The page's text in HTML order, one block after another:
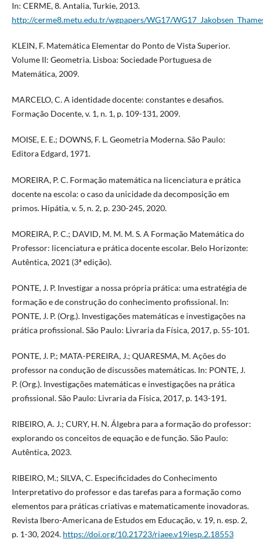
In: CERME, 8. Antalia, Turkie, 2013.
http://cerme8.metu.edu.tr/wgpapers/WG17/
KLEIN, F. Matemática Elementar do Ponto de Vista Superior.
Volume II: Geometria. Lisboa: Sociedade Portuguesa de
Matemática, 2009.
MARCELO, C. A identidade docente: constantes e desafios.
Formação Docente, v. 1, n. 1, p. 109-131, 2009.
MOISE, E. E.; DOWNS, F. L. Geometria Moderna. São Paulo:
Editora Edgard, 1971.
MOREIRA, P. C. Formação matemática na licenciatura e prática
docente na escola: o caso da unicidade da decomposição em
primos. Hipátia, v. 5, n. 2, p. 230-245, 2020.
MOREIRA, P. C.; DAVID, M. M. M. S. A Formação Matemática do
Professor: licenciatura e prática docente escolar. Belo Horizonte:
Autêntica, 2021 (3ª edição).
PONTE, J. P. Investigar a nossa própria prática: uma estratégia de
formação e de construção do conhecimento profissional. In:
PONTE, J. P. (Org.). Investigações matemáticas e investigações na
prática profissional. São Paulo: Livraria da Física, 2017, p. 55-101.
PONTE, J. P.; MATA-PEREIRA, J.; QUARESMA, M. Ações do
professor na condução de discussões matemáticas. In: PONTE, J.
P. (Org.). Investigações matemáticas e investigações na prática
profissional. São Paulo: Livraria da Física, 2017, p. 143-191.
RIBEIRO, A. J.; CURY, H. N. Álgebra para a formação do professor:
explorando os conceitos de equação e de função. São Paulo:
Autêntica, 2023.
RIBEIRO, M.; SILVA, C. Especificidades do Conhecimento
Interpretativo do professor e das tarefas para a formação como
elementos para práticas criativas e matematicamente inovadoras.
Revista Ibero-Americana de Estudos em Educação, v. 19, n. esp. 2,
p. 1-30, 2024. https://doi.org/10.21723/riaee.v19iesp.2.18553